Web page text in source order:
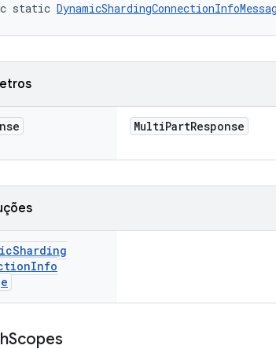
static
MultiPartResponse
Sharding
Info
Scopes